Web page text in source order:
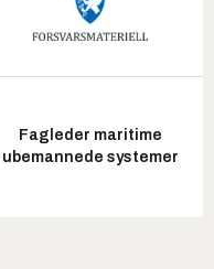
Fagleder maritime
ubemannede systemer